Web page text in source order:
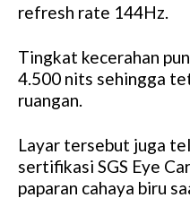
refresh rate 144Hz.
Tingkat kecerahan
4.500 nits sehingga
ruangan.
Layar tersebut juga
sertifikasi SGS Eye
paparan cahaya biru